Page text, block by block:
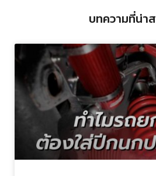
บทความที่น่า